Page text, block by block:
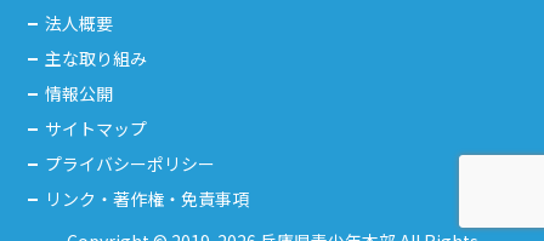
法人概要
主な取り組み
情報公開
サイトマップ
プライバシーポリシー
リンク・著作権・免責事項